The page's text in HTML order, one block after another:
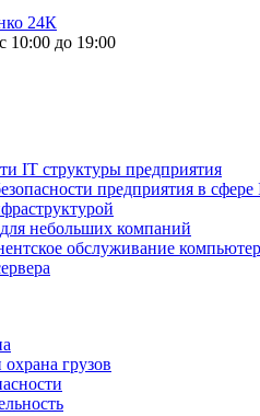
24К
10:00 до 19:00
IT структуры предприятия
предприятия в сфере
небольших компаний
обслуживание
грузов